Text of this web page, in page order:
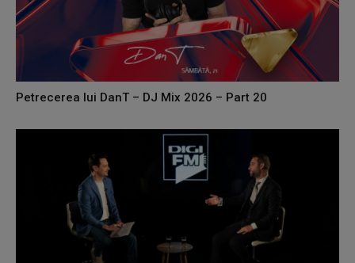
Petrecerea lui DanT – DJ Mix 2026 – Part 20